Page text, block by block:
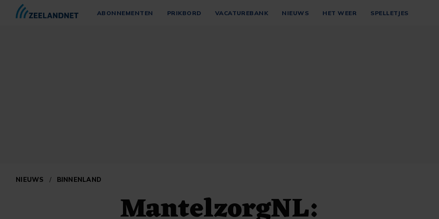
ABONNEMENTEN PRIKBORD VACATUREBANK NIEUWS HET WEER SPELLETJES
NIEUWS / BINNENLAND